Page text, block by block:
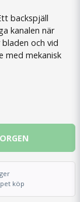
backspjäll
kanalen när
och vid
med mekanisk
köp